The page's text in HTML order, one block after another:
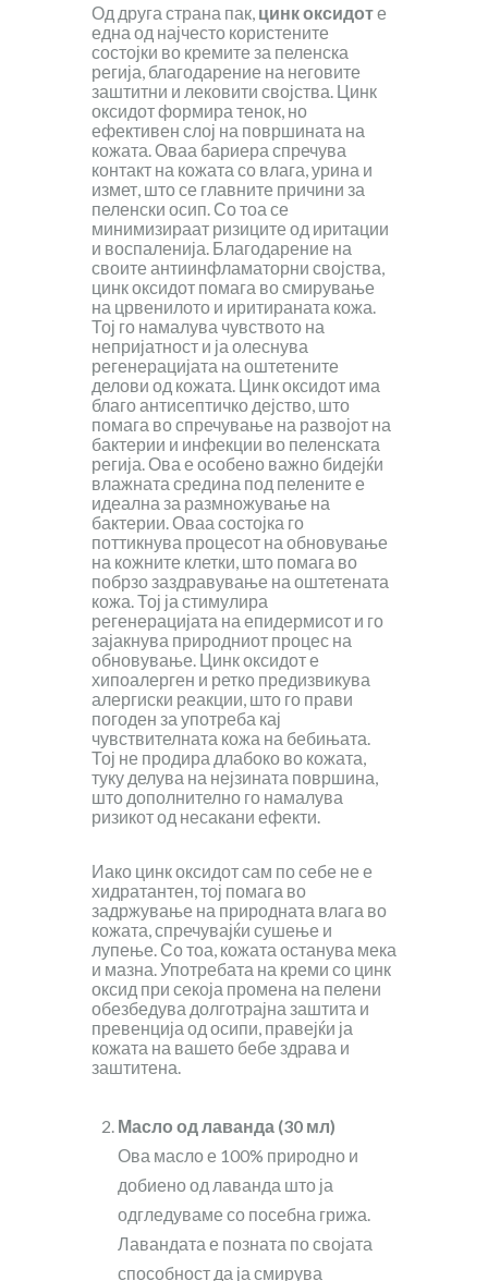
Од друга страна пак, цинк оксидоте
една од најчесто користените
состојки во кремите за пеленска
регија, благодарение на неговите
заштитни и лековити својства. Цинк
оксидот формира тенок, но
ефективен слој на површината на
кожата. Оваа бариера спречува
контакт на кожата со влага, урина и
измет, што се главните причини за
пеленски осип. Со тоа се
минимизираат ризиците од иритации
и воспаленија. Благодарение на
своите антиинфламаторни својства,
цинк оксидот помага во смирување
на црвенилото и иритираната кожа.
Тој го намалува чувството на
непријатност и ја олеснува
регенерацијата на оштетените
делови од кожата. Цинк оксидот има
благо антисептичко дејство, што
помага во спречување на развојот на
бактерии и инфекции во пеленската
регија. Ова е особено важно бидејќи
влажната средина под пелените е
идеална за размножување на
бактерии. Оваа состојка го
поттикнува процесот на обновување
на кожните клетки, што помага во
побрзо заздравување на оштетената
кожа. Тој ја стимулира
регенерацијата на епидермисот и го
зајакнува природниот процес на
обновување. Цинк оксидот е
хипоалерген и ретко предизвикува
алергиски реакции, што го прави
погоден за употреба кај
чувствителната кожа на бебињата.
Тој не продира длабоко во кожата,
туку делува на нејзината површина,
што дополнително го намалува
ризикот од несакани ефекти.
Иако цинк оксидот сам по себе не е
хидратантен, тој помага во
задржување на природната влага во
кожата, спречувајќи сушење и
лупење. Со тоа, кожата останува мека
и мазна. Употребата на креми со цинк
оксид при секоја промена на пелени
обезбедува долготрајна заштита и
превенција од осипи, правејќи ја
кожата на вашето бебе здрава и
заштитена.
Масло од лаванда (30 мл)
Ова масло е 100% природно и
добиено од лаванда што ја
одгледуваме со посебна грижа.
Лавандата е позната по својата
способност да ја смирува